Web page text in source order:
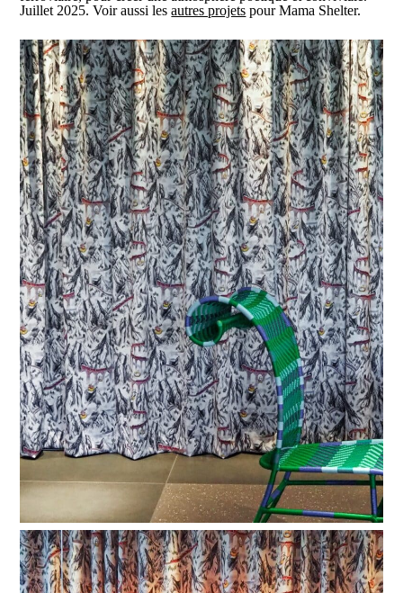
Juillet 2025. Voir aussi lesautres projets pour Mama Shelter.